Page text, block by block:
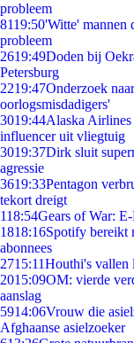
probleem
8119:50'Witte' mannen
probleem
2619:49Doden bij
Petersburg
2219:47Onderzoek
oorlogsmisdadigers'
3019:44Alaska Airlines
influencer uit vliegtuig
3019:37Dirk sluit
agressie
3619:33Pentagon
tekort dreigt
118:54Gears of War:
1818:16Spotify bereikt
abonnees
2715:11Houthi's vallen
2015:09OM: vierde
aanslag
5914:06Vrouw die
Afghaanse asielzoeker